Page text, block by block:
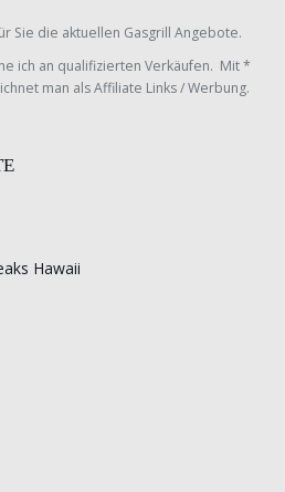
Sie die aktuellen Gasgrill Angebote.
ich an qualifizierten Verkäufen. Mit *
man als Affiliate Links / Werbung.
Hawaii